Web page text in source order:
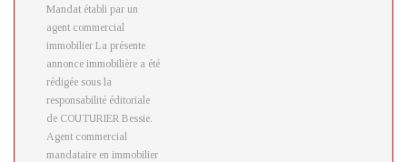
Mandat établi par un
agent commercial
immobilier La présente
annonce immobilière a été
rédigée sous la
responsabilité éditoriale
de COUTURIER Bessie.
Agent commercial
mandataire en immobilier